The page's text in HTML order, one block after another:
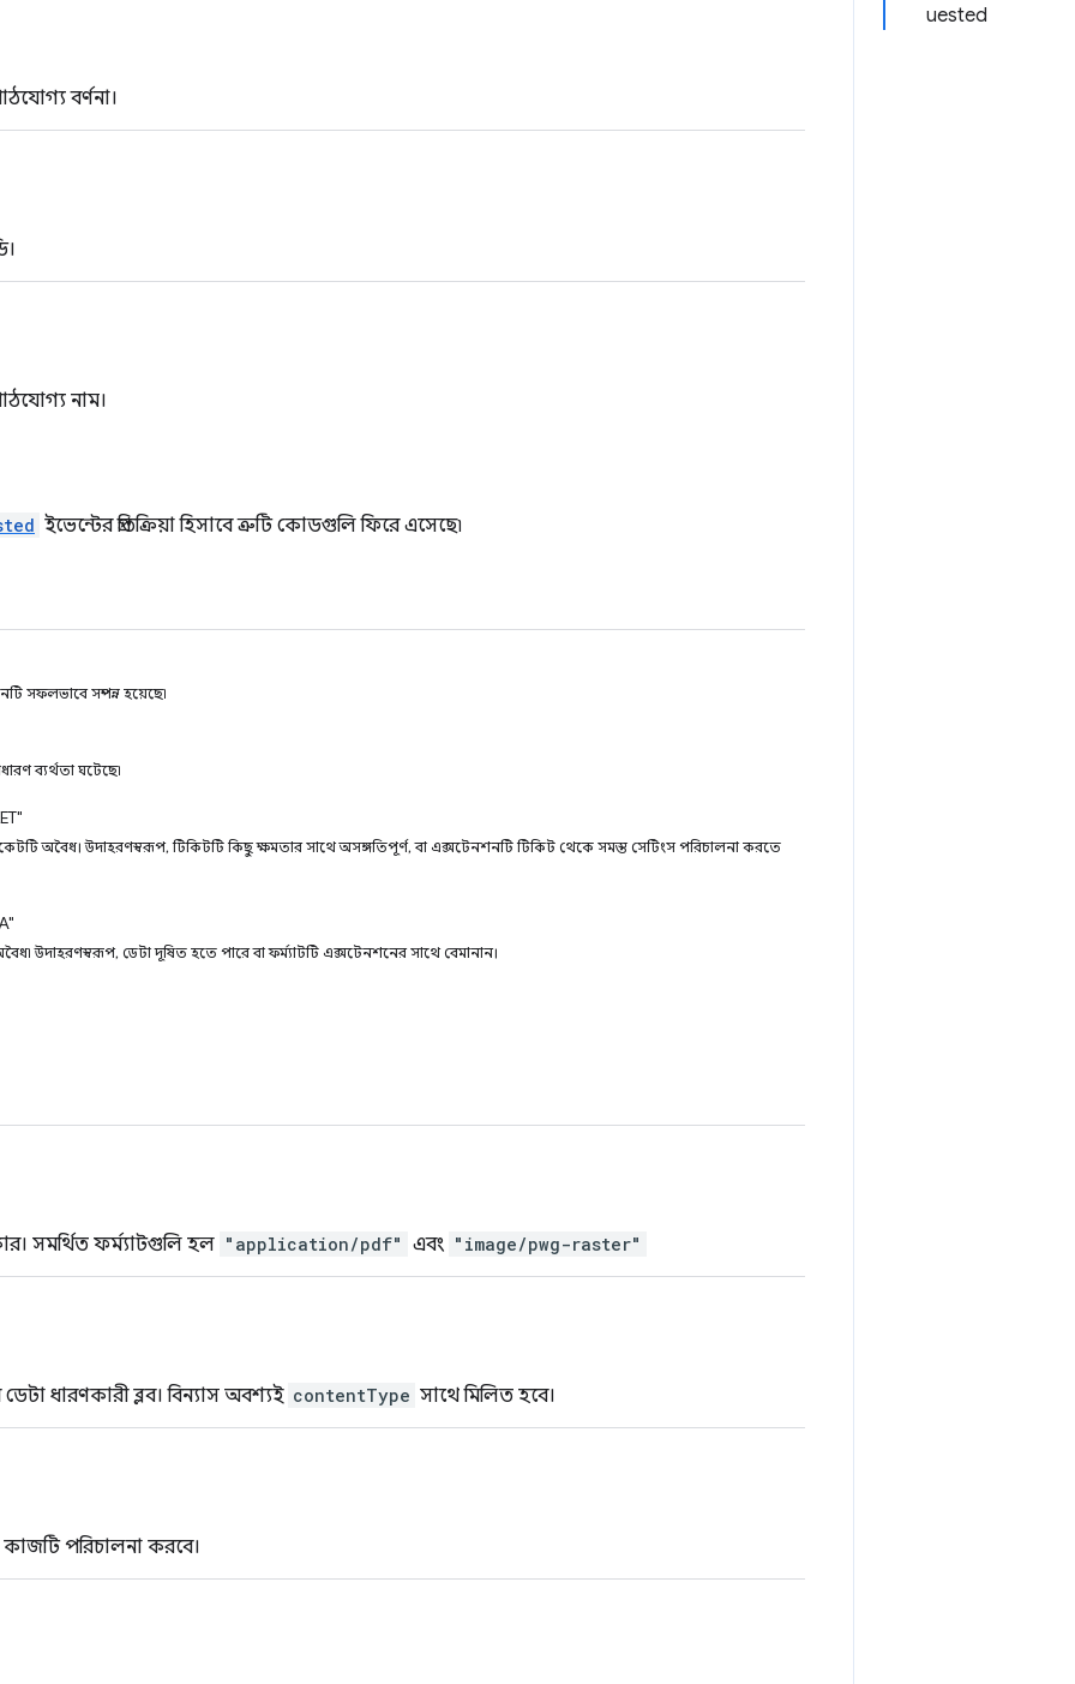
uested
বর্ণনা।
নাম।
ইভেন্টের প্রতিক্রিয়া হিসাবে ত্রুটি কোডগুলি ফিরে এসেছে৷
সফলভাবে সম্পন্ন হয়েছে৷
ব্যর্থতা ঘটেছে৷
অবৈধ। উদাহরণস্বরূপ, টিকিটটি কিছু ক্ষমতার সাথে অসঙ্গতিপূর্ণ, বা এক্সটেনশনটি টিকিট থেকে সমস্ত সেটিংস পরিচালনা করতে
উদাহরণস্বরূপ, ডেটা দূষিত হতে পারে বা ফর্ম্যাটটি এক্সটেনশনের সাথে বেমানান।
সমর্থিত ফর্ম্যাটগুলি হল "application/pdf" এবং "image/pwg-raster"
ধারণকারী ব্লব। বিন্যাস অবশ্যই contentType সাথে মিলিত হবে।
কাজটি পরিচালনা করবে।